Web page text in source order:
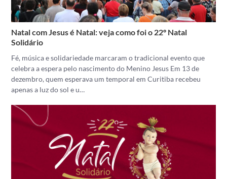
Natal com Jesus é Natal: veja como foi o 22º Natal
Solidário
Fé, música e solidariedade marcaram o tradicional evento que
celebra a espera pelo nascimento do Menino Jesus Em 13 de
dezembro, quem esperava um temporal em Curitiba recebeu
apenas a luz do sol e u…